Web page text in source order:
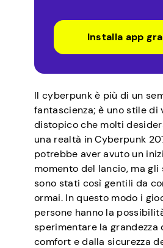
Installa app
Il cyberpunk è più di un
fantascienza; è uno stile di
distopico che molti
una realtà in Cyberpunk
potrebbe aver avuto un
momento del lancio, ma
sono stati così gentili da
ormai. In questo modo i
persone hanno la
sperimentare la grandezza
comfort e dalla sicurezza